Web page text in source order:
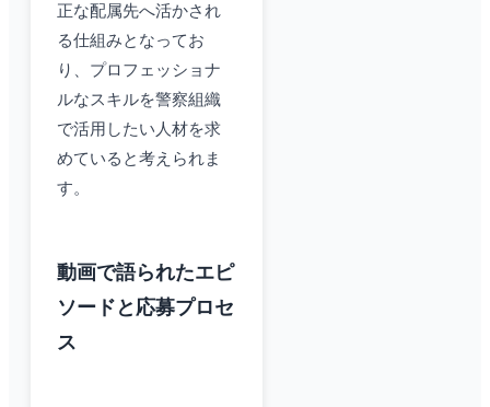
正な配属先へ活かされ
る仕組みとなってお
り、プロフェッショナ
ルなスキルを警察組織
で活用したい人材を求
めていると考えられま
す。
動画で語られたエピ
ソードと応募プロセ
ス